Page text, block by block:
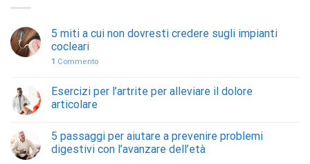
5 miti a cui non dovresti credere sugli impianti
cocleari
1 Commento
Esercizi per l’artrite per alleviare il dolore
articolare
5 passaggi per aiutare a prevenire problemi
digestivi con l’avanzare dell’età